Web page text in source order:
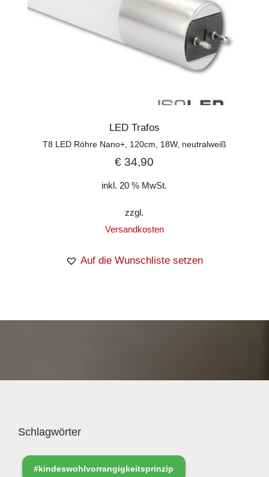
LED Trafos
T8 LED Röhre Nano+, 120cm, 18W, neutralweiß
€ 34,90
inkl. 20 % MwSt.
zzgl.
Versandkosten
Auf die Wunschliste setzen
Schlagwörter
#kindeswohlvorrangigkeitsprinzip